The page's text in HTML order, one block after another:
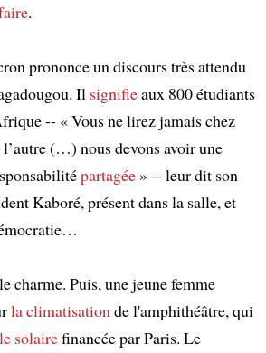
.
prononce un discours très attendu
Il signifieaux 800 étudiants
-- « Vous ne lirez jamais chez
(…) nous devons avoir une
partagée» -- leur dit son
Kaboré, présent dans la salle, et
charme. Puis, une jeune femme
la climatisationde l'amphithéâtre, qui
solairefinancée par Paris. Le